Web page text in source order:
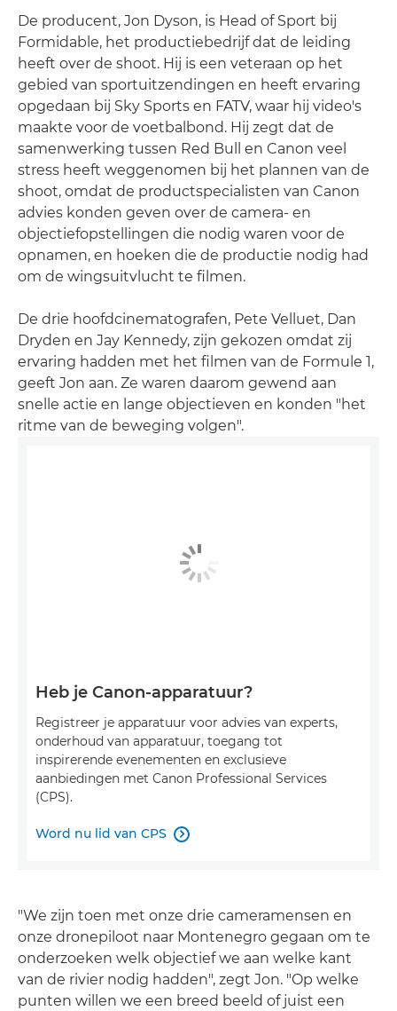
De producent, Jon Dyson, is Head of Sport bij
Formidable, het productiebedrijf dat de leiding
heeft over de shoot. Hij is een veteraan op het
gebied van sportuitzendingen en heeft ervaring
opgedaan bij Sky Sports en FATV, waar hij video's
maakte voor de voetbalbond. Hij zegt dat de
samenwerking tussen Red Bull en Canon veel
stress heeft weggenomen bij het plannen van de
shoot, omdat de productspecialisten van Canon
advies konden geven over de camera- en
objectiefopstellingen die nodig waren voor de
opnamen, en hoeken die de productie nodig had
om de wingsuitvlucht te filmen.
De drie hoofdcinematografen, Pete Velluet, Dan
Dryden en Jay Kennedy, zijn gekozen omdat zij
ervaring hadden met het filmen van de Formule 1,
geeft Jon aan. Ze waren daarom gewend aan
snelle actie en lange objectieven en konden "het
ritme van de beweging volgen".
Heb je Canon-apparatuur?
Registreer je apparatuur voor advies van experts,
onderhoud van apparatuur, toegang tot
inspirerende evenementen en exclusieve
aanbiedingen met Canon Professional Services
(CPS).
Word nu lid van CPS 
"We zijn toen met onze drie cameramensen en
onze dronepiloot naar Montenegro gegaan om te
onderzoeken welk objectief we aan welke kant
van de rivier nodig hadden", zegt Jon. "Op welke
punten willen we een breed beeld of juist een